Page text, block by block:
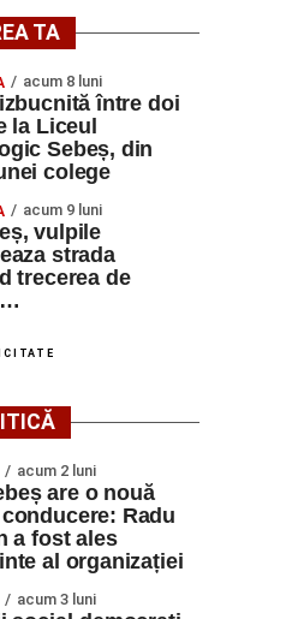
TA
acum 8 luni
între doi
la Liceul
Sebeș, din
colege
acum 9 luni
vulpile
strada
trecerea de
acum 2 luni
are o nouă
Radu
a fost ales
al organizației
acum 3 luni